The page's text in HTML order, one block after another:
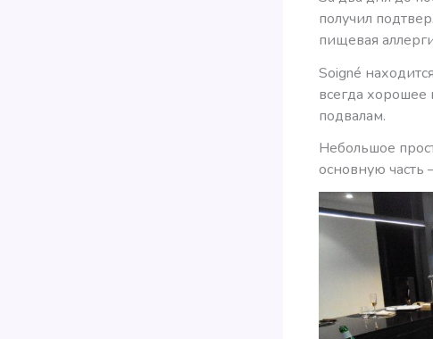
получил
пищевая
Soigné
всегда хорошее
подвалам.
Небольшое
основную